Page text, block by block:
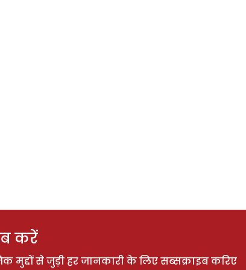
करें
मुद्दों से जुड़ी हर जानकारी के लिए सब्सक्राइब करिए